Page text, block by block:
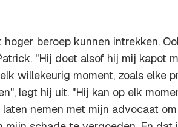
beroep kunnen intrekken.
"Hij doet alsof hij mij kapot
willekeurig moment, zoals elke
legt hij uit. "Hij kan op elk
nemen met mijn advocaat